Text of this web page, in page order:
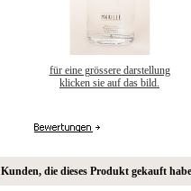
für eine grössere darstellung
klicken sie auf das bild.
Kunden, die dieses Produkt gekauft